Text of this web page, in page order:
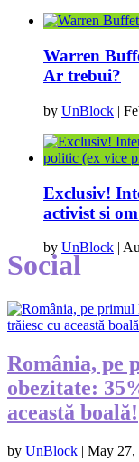
Warren
Ar trebui?
by UnBlock |
Exclusiv!
activist si
by UnBlock |
Social
România, pe
obezitate:
această boală!
by UnBlock | May 27,